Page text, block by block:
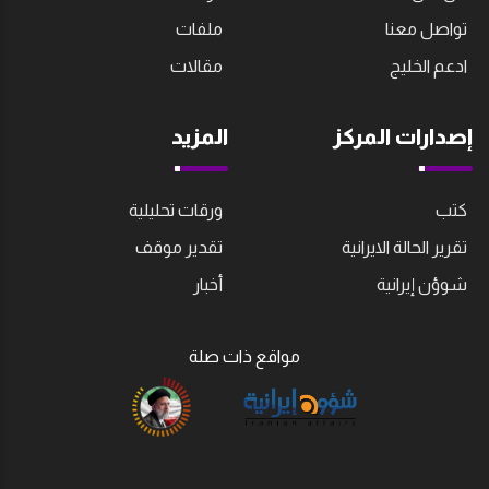
تواصل معنا
ادعم الخليج
ملفات
مقالات
إصدارات المركز
كتب
تقرير الحالة الايرانية
شوؤن إيرانية
المزيد
ورقات تحليلية
تقدير موقف
أخبار
مواقع ذات صلة